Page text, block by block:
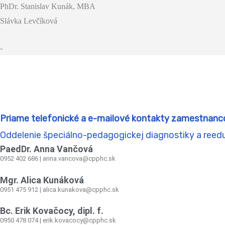
PhDr. Stanislav Kunák, MBA
Slávka Levčíková
-
Priame telefonické a e-mailové kontakty
Oddelenie špeciálno-pedagogickej diagnostiky a
PaedDr. Anna Vančová
0952 402 686 | anna.vancova@cpphc.sk
Mgr. Alica Kunáková
0951 475 912 | alica.kunakova@cpphc.sk
Bc. Erik Kovačocy, dipl. f.
0950 478 074 | erik.kovacocy@cpphc.sk